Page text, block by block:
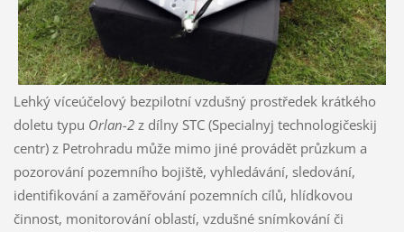
Lehký víceúčelový bezpilotní vzdušný prostředek krátkého
doletu typu Orlan-2z dílny STC (Specialnyj technologičeskij
centr) z Petrohradu může mimo jiné provádět průzkum a
pozorování pozemního bojiště, vyhledávání, sledování,
identifikování a zaměřování pozemních cílů, hlídkovou
činnost, monitorování oblastí, vzdušné snímkování či